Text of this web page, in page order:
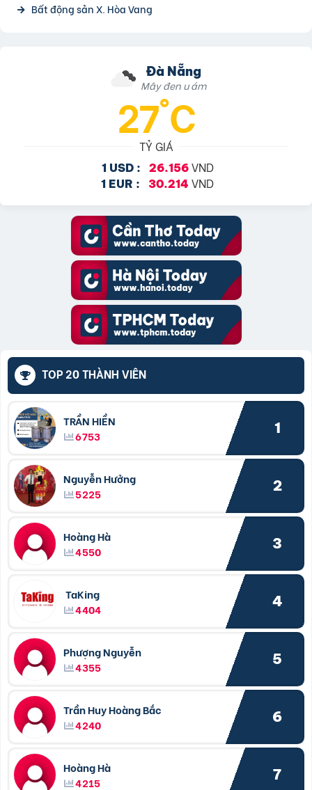
Bất động sản X. Hòa Vang
Đà Nẵng
Mây đen u ám
27°C
TỶ GIÁ
1 USD : 26.156VND
1 EUR : 30.214 VND
TOP 20 THÀNH VIÊN
TRẦN HIỀN
6753
1
Nguyễn Hưởng
5225
2
Hoàng Hà
4550
3
TaKing
4404
4
Phượng Nguyễn
4355
5
Trần Huy Hoàng Bắc
4240
6
Hoàng Hà
4215
7